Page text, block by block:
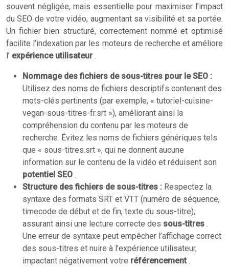
souvent négligée, mais essentielle pour maximiser l’impact
du SEO de votre vidéo, augmentant sa visibilité et sa portée.
Un fichier bien structuré, correctement nommé et optimisé
facilite l’indexation par les moteurs de recherche et améliore
l’ expérience utilisateur.
Nommage des fichiers de sous-titres pour le SEO :
Utilisez des noms de fichiers descriptifs contenant des
mots-clés pertinents (par exemple, « tutoriel-cuisine-
vegan-sous-titres-fr.srt »), améliorant ainsi la
compréhension du contenu par les moteurs de
recherche. Évitez les noms de fichiers génériques tels
que « sous-titres.srt », qui ne donnent aucune
information sur le contenu de la vidéo et réduisent son
potentiel SEO .
Structure des fichiers de sous-titres : Respectez la
syntaxe des formats SRT et VTT (numéro de séquence,
timecode de début et de fin, texte du sous-titre),
assurant ainsi une lecture correcte des sous-titres .
Une erreur de syntaxe peut empêcher l’affichage correct
des sous-titres et nuire à l’expérience utilisateur,
impactant négativement votre référencement .